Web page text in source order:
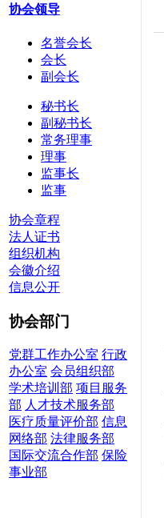
协会领导
名誉会长
会长
副会长
秘书长
副秘书长
常务理事
理事
监事长
监事
协会章程
法人证书
组织机构
会徽介绍
信息公开
协会部门
党群工作办公室 行政
办公室 会员组织部
学术培训部 项目服务
部 人才技术服务部
医疗质量评价部 信息
网络部 法律服务部
国际交流合作部 保险
事业部